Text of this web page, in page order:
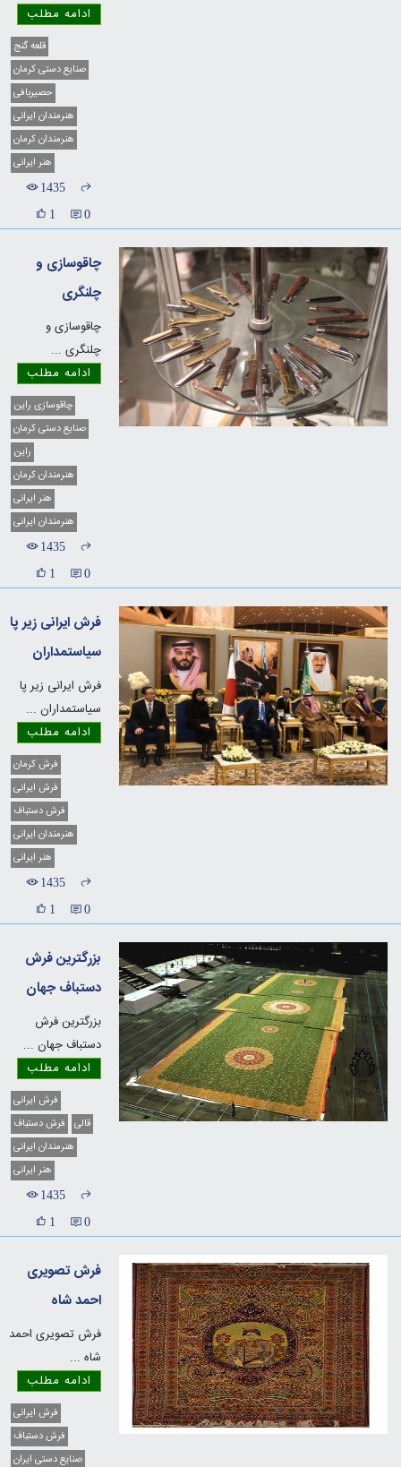
ادامه مطلب
قلعه گنج
صنایع دستی کرمان
حصیربافی
هنرمندان ایرانی
هنرمندان کرمان
هنر ایرانی
1435
چاقوسازی و
چلنگری
چاقوسازی و
چلنگری...
ادامه مطلب
چاقوسازی راین
صنایع دستی کرمان
راین
هنرمندان کرمان
هنر ایرانی
هنرمندان ایرانی
1435
فرش ایرانی زیر پا
سیاستمداران
فرش ایرانی زیر پا
سیاستمداران...
ادامه مطلب
فرش کرمان
فرش ایرانی
فرش دستباف
هنرمندان ایرانی
هنر ایرانی
1435
بزرگترین فرش
دستباف جهان
بزرگترین فرش
دستباف جهان...
ادامه مطلب
فرش ایرانی
فرش دستباف قالی
هنرمندان ایرانی
هنر ایرانی
1435
فرش تصویری
احمد شاه
فرش تصویری احمد
شاه...
ادامه مطلب
فرش ایرانی
فرش دستباف
صنایع دستی ایران